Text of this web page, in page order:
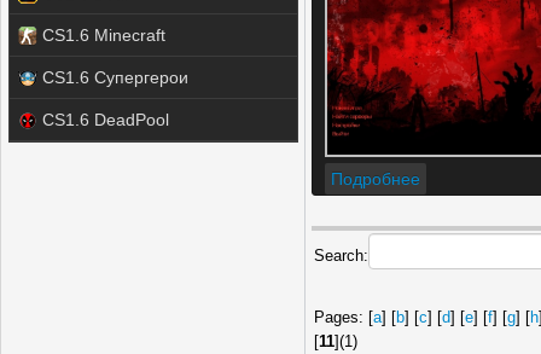
CS1.6 Minecraft
CS1.6 Супергерои
CS1.6 DeadPool
Подробнее
Search:
Pages: [a] [b] [c] [d] [e] [f] [g] [h
[11](1)